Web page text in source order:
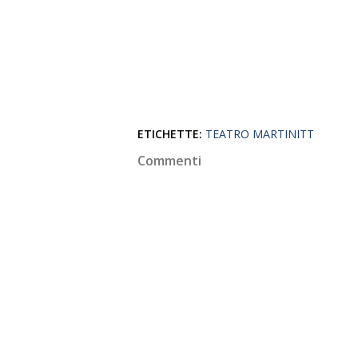
ETICHETTE: TEATRO MARTINITT
Commenti